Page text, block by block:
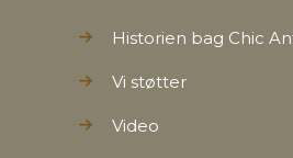
Historien bag Chic
Vi støtter
Video